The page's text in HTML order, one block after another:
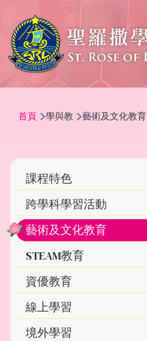
移至主內容
航
結
首頁 學與教 藝術及文化教育
Main
navigation
課程特色
跨學科學習活動
藝術及文化教育
STEAM教育
資優教育
線上學習
境外學習